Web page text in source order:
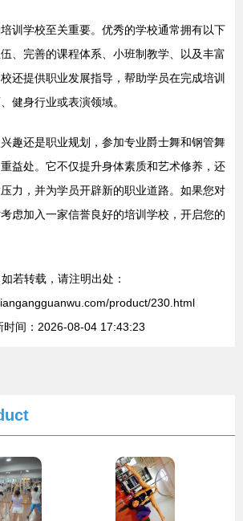
训学校至关重要。优秀的学校通常拥有以下
、完善的课程体系、小班制教学、以及丰富
还提供职业发展指导，帮助学员在完成培训
健身行业或表演领域。
趣还是职业规划，参加专业爵士舞和钢管舞
益处。它不仅提升身体素质和艺术修养，还
力，并为学员开辟新的职业道路。如果您对
虑加入一家信誉良好的培训学校，开启您的
如若转载，请注明出处：
product/230.html
时间：2026-08-04 17:43:23